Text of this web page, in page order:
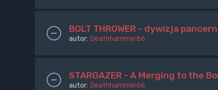
BOLT THROWER - dywizja
autor: Deathhammer66
STARGAZER - A Merging to the
autor: Deathhammer66